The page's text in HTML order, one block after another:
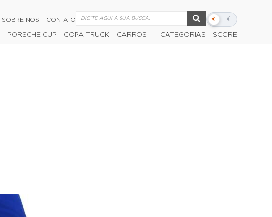
SOBRE NÓS CONTATO ☀ ☾
Alternar
escuro
PORSCHE CUP COPA TRUCK CARROS + CATEGORIAS SCORE